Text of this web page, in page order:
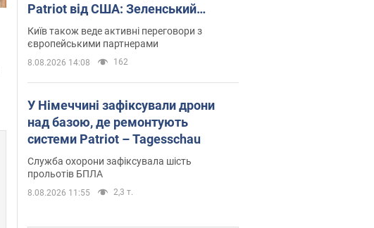
Patriot від США: Зеленський
розкрив подробиці
Київ також веде активні переговори з
європейськими партнерами
8.08.2026 14:08 162
У Німеччині зафіксували дрони
над базою, де ремонтують
системи Patriot – Tagesschau
Служба охорони зафіксувала шість
прольотів БПЛА
8.08.2026 11:55 2,3 т.